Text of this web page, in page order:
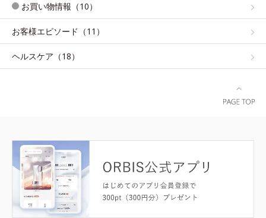
お買い物情報（10）
お客様エピソード（11）
ヘルスケア（18）